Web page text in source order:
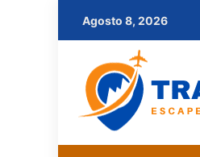
Agosto 8, 2026